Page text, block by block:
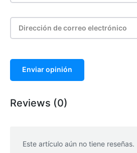
Enviar opinión
Reviews (0)
Este artículo aún no tiene reseñas.